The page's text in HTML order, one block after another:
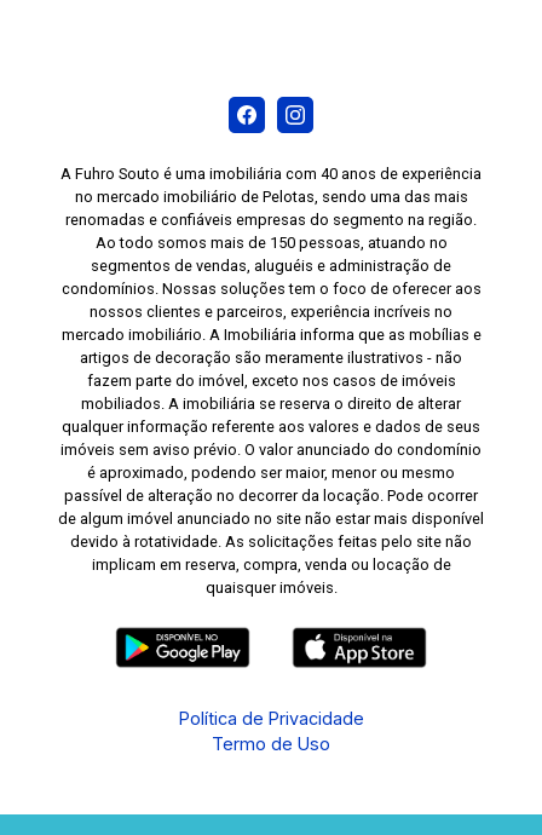
A Fuhro Souto é uma imobiliária com 40 anos de experiência
no mercado imobiliário de Pelotas, sendo uma das mais
renomadas e confiáveis empresas do segmento na região.
Ao todo somos mais de 150 pessoas, atuando no
segmentos de vendas, aluguéis e administração de
condomínios. Nossas soluções tem o foco de oferecer aos
nossos clientes e parceiros, experiência incríveis no
mercado imobiliário. A Imobiliária informa que as mobílias e
artigos de decoração são meramente ilustrativos - não
fazem parte do imóvel, exceto nos casos de imóveis
mobiliados. A imobiliária se reserva o direito de alterar
qualquer informação referente aos valores e dados de seus
imóveis sem aviso prévio. O valor anunciado do condomínio
é aproximado, podendo ser maior, menor ou mesmo
passível de alteração no decorrer da locação. Pode ocorrer
de algum imóvel anunciado no site não estar mais disponível
devido à rotatividade. As solicitações feitas pelo site não
implicam em reserva, compra, venda ou locação de
quaisquer imóveis.
Política de Privacidade
Termo de Uso